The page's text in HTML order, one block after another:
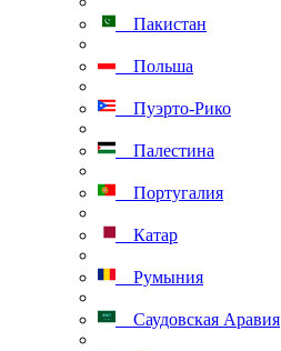
Пакистан
Польша
Пуэрто-Рико
Палестина
Португалия
Катар
Румыния
Саудовская Аравия